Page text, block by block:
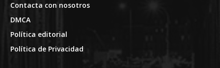
Contacta con nosotros
DMCA
Política editorial
Política de Privacidad